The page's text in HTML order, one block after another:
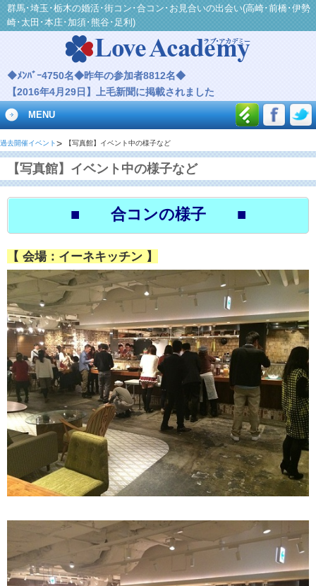
群馬･埼玉･栃木の婚活･街コン･合コン･お見合いの出会い(高崎･前橋･伊勢
崎･太田･本庄･加須･熊谷･足利)
◆ﾒﾝﾊﾞｰ4750名◆昨年の参加者8812名◆
【2016年4月29日】上毛新聞に掲載されました
MENU
過去開催イベント 【写真館】イベント中の様子など
【写真館】イベント中の様子など
■ 合コンの様子 ■
【 会場：イーネキッチン 】